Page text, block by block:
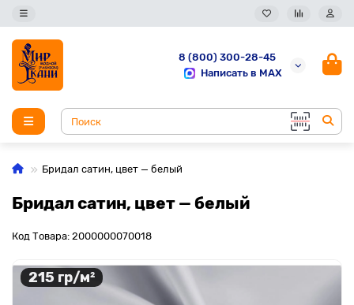
8 (800) 300-28-45
Написать в MAX
Бридал сатин, цвет — белый
Бридал сатин, цвет — белый
Код Товара: 2000000070018
215 гр/м²